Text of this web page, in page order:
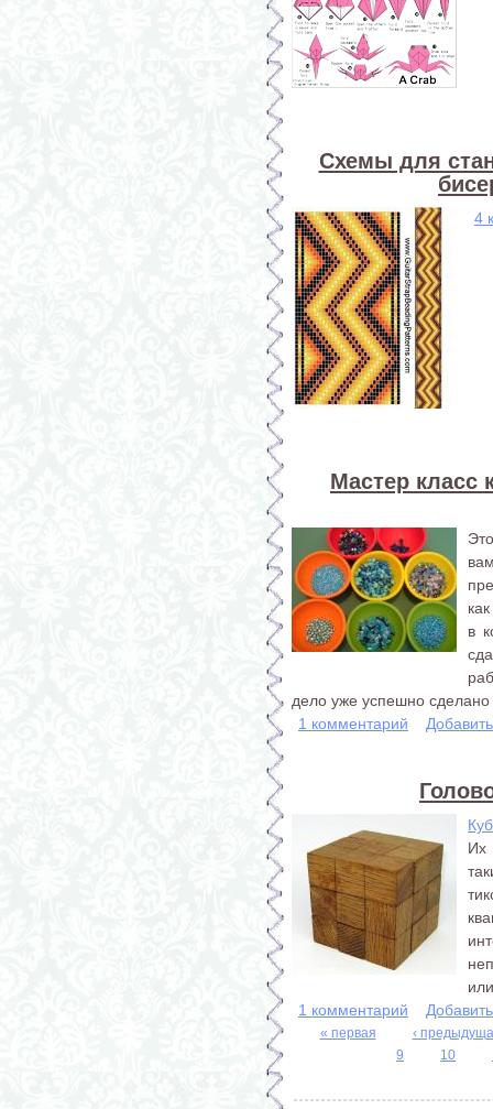
Схемы для
4
Мастер класс
в
дело уже успешно сделано
1 комментарий
Их
1 комментарий
Страницы
« первая
‹
9
10